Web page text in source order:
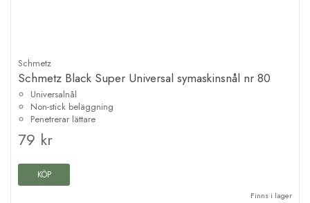
Schmetz
Schmetz Black Super Universal symaskinsnål nr 80
Universalnål
Non-stick beläggning
Penetrerar lättare
79 kr
KÖP
Finns i lager